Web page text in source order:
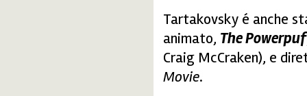
Tartakovsky é anche
animato, The
Craig McCraken), e
Movie.